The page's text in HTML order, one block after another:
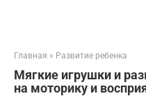
Главная » Развитие ребенка
Мягкие игрушки и
на моторику и